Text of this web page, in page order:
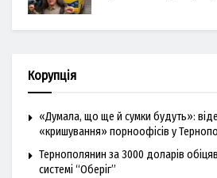
Корупція
«Думала, що ще й сумки будуть»:
«кришування» порноофісів у
Тернополянин за 3000 доларів
системі “Оберіг”